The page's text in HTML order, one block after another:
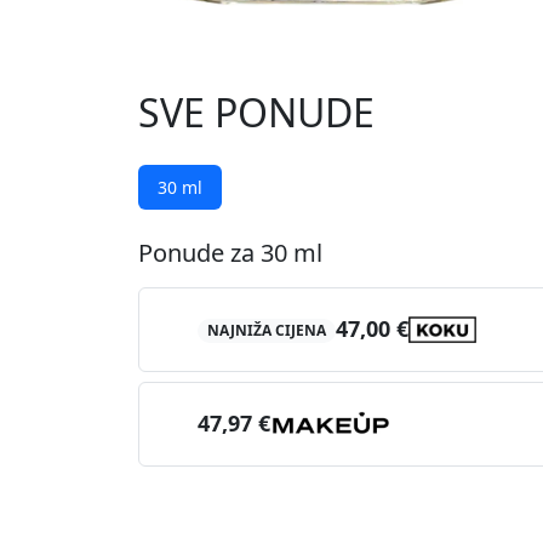
SVE PONUDE
30 ml
Ponude za 30 ml
NAJNIŽA CIJENA 47,00 €
47,97 €